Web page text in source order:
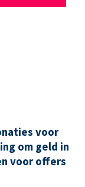
voor
om geld in
voor offers